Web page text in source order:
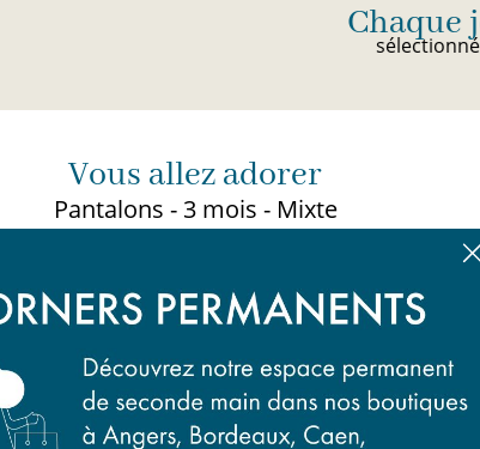
Chaque jour, des nouveautés
sélectionnées avec soin par notre équipe
Vous allez adorer
Pantalons - 3 mois - Mixte